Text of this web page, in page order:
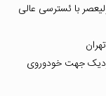
با ئسترسی عالی
جهت خودوروی